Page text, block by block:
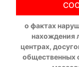
о фактах
нахождения
центрах,
общественных